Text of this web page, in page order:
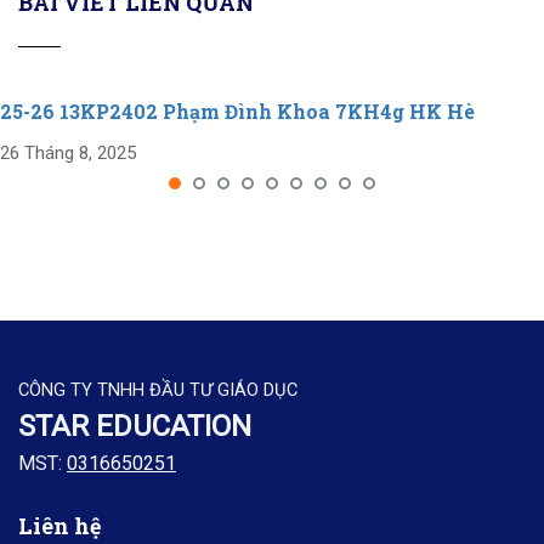
25-26 13KP2402 Phạm Đình Khoa 7KH4g HK Hè
26 Tháng 8, 2025
CÔNG TY TNHH ĐẦU TƯ GIÁO DỤC
STAR EDUCATION
MST: 0316650251
Liên hệ